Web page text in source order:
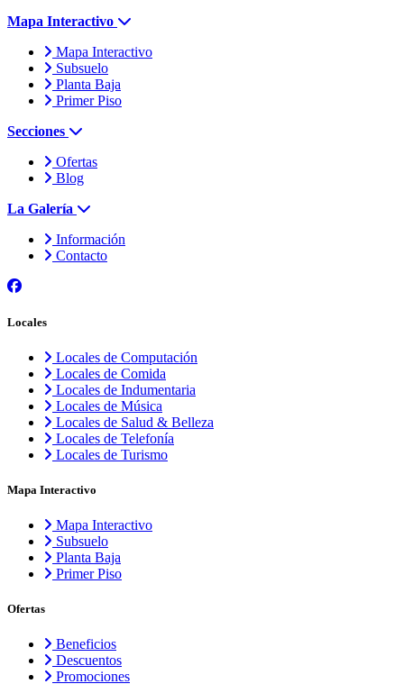
Mapa Interactivo
Mapa Interactivo
Subsuelo
Planta Baja
Primer Piso
Secciones
Ofertas
Blog
La Galería
Información
Contacto
Locales
Locales de Computación
Locales de Comida
Locales de Indumentaria
Locales de Música
Locales de Salud & Belleza
Locales de Telefonía
Locales de Turismo
Mapa Interactivo
Mapa Interactivo
Subsuelo
Planta Baja
Primer Piso
Ofertas
Beneficios
Descuentos
Promociones